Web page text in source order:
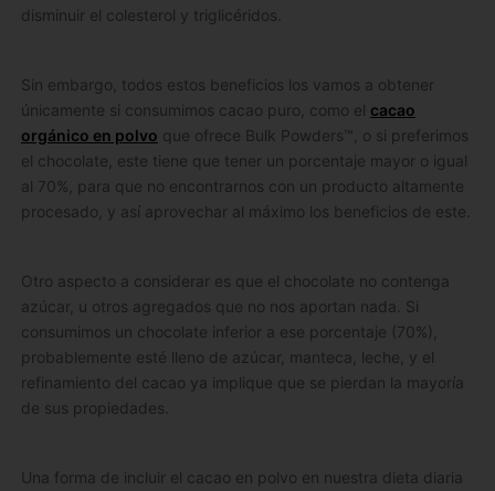
disminuir el colesterol y triglicéridos.
Sin embargo, todos estos beneficios los vamos a obtener
únicamente si consumimos cacao puro, como el cacao
orgánico en polvo que ofrece Bulk Powders™, o si preferimos
el chocolate, este tiene que tener un porcentaje mayor o igual
al 70%, para que no encontrarnos con un producto altamente
procesado, y así aprovechar al máximo los beneficios de este.
Otro aspecto a considerar es que el chocolate no contenga
azúcar, u otros agregados que no nos aportan nada. Si
consumimos un chocolate inferior a ese porcentaje (70%),
probablemente esté lleno de azúcar, manteca, leche, y el
refinamiento del cacao ya implique que se pierdan la mayoría
de sus propiedades.
Una forma de incluir el cacao en polvo en nuestra dieta diaria